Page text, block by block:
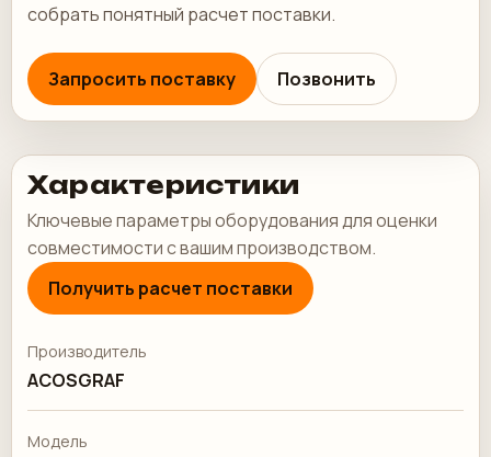
собрать понятный расчет поставки.
Запросить поставку Позвонить
Характеристики
Ключевые параметры оборудования для оценки
совместимости с вашим производством.
Получить расчет поставки
Производитель
ACOSGRAF
Модель